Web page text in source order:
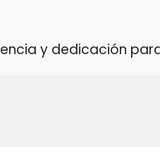
y dedicación